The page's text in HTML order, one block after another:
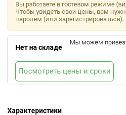
Характеристики
Вы работаете в гостевом режиме
Чтобы увидеть свои цены, вам
паролем (или зарегистрироваться).
Нет на складе
Мы можем
Посмотреть цены и сроки